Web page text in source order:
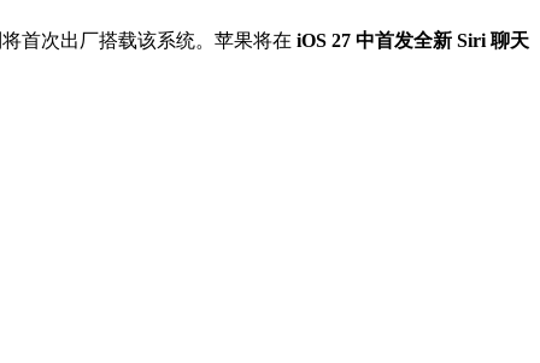
首次出厂搭载该系统。苹果将在 iOS 27 中首发全新 Siri 聊天